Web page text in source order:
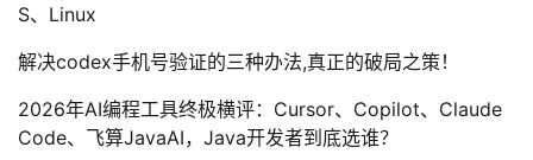
S、Linux
解决codex手机号验证的三种办法,真正的破局之策！
2026年AI编程工具终极横评：Cursor、Copilot、Claude
Code、飞算JavaAI，Java开发者到底选谁？